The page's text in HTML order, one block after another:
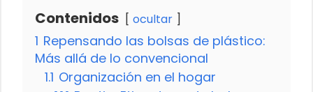
Contenidos ocultar
1 Repensando las bolsas de plástico:
Más allá de lo convencional
1.1 Organización en el hogar